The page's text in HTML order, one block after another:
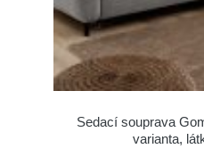
Sedací souprava
varianta,